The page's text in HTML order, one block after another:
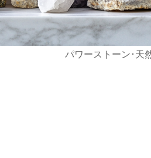
パワーストーン･天